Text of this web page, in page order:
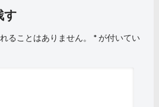
す
ることはありません。 *が付いてい